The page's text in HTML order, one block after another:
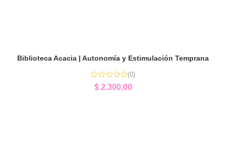
Biblioteca Acacia | Autonomía y Estimulación Temprana
(0)
$2.300,00